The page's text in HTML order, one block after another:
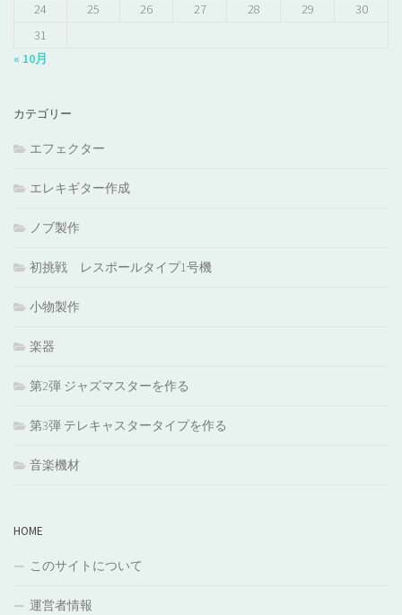
24
25 26 27 28 29
30
31
« 10月
カテゴリー
エフェクター
エレキギター作成
ノブ製作
初挑戦 レスポールタイプ1号機
小物製作
楽器
第2弾 ジャズマスターを作る
第3弾 テレキャスタータイプを作る
音楽機材
HOME
このサイトについて
運営者情報